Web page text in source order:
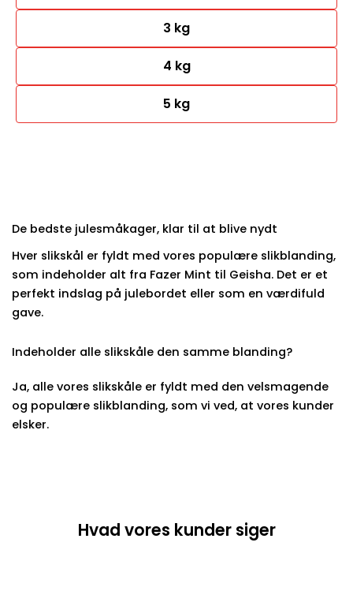
3 kg
4 kg
5 kg
De bedste julesmåkager, klar til at blive nydt
Hver slikskål er fyldt med vores populære slikblanding,
som indeholder alt fra Fazer Mint til Geisha. Det er et
perfekt indslag på julebordet eller som en værdifuld
gave.
Indeholder alle slikskåle den samme blanding?
Ja, alle vores slikskåle er fyldt med den velsmagende
og populære slikblanding, som vi ved, at vores kunder
elsker.
Hvad vores kunder siger